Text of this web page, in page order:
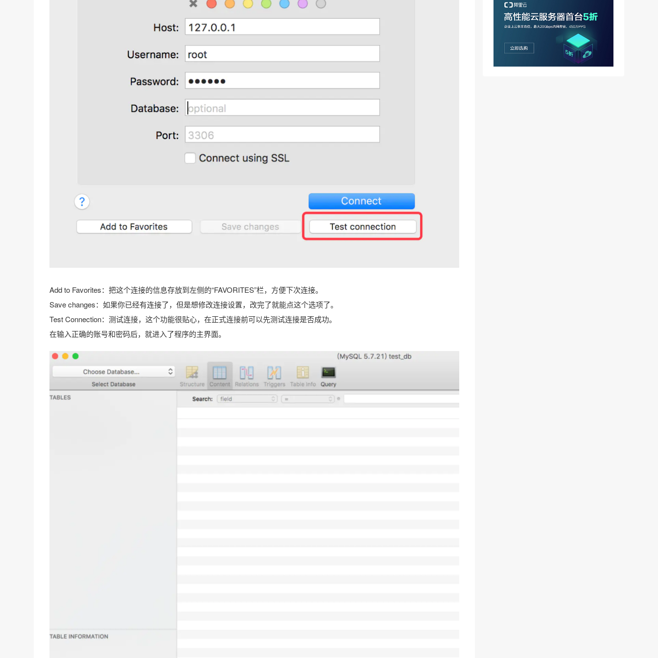
Add to Favorites：把这个连接的信息存放到左侧的“FAVORITES”栏，方便下次连接。
Save changes：如果你已经有连接了，但是想修改连接设置，改完了就能点这个选项了。
Test Connection：测试连接，这个功能很贴心，在正式连接前可以先测试连接是否成功。
在输入正确的账号和密码后，就进入了程序的主界面。